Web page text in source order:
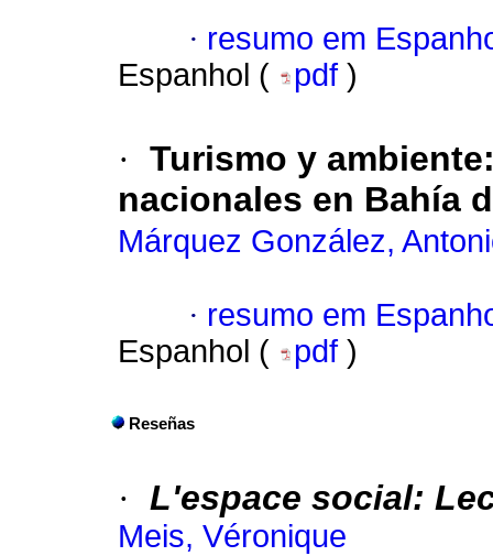
· resumo em
Espanhol (
pdf )
· Turismo y
nacionales en Bahía
Márquez González,
· resumo em
Espanhol (
pdf )
Reseñas
· L'espace social:
Meis, Véronique